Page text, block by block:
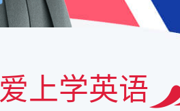
爱上学英语